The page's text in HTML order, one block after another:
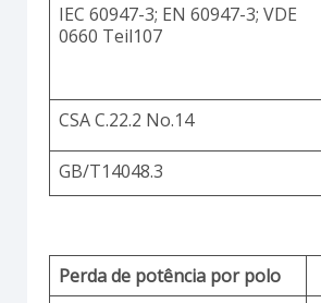
IEC 60947-3; EN 60947-3; VDE
0660 Teil107
CSA C.22.2 No.14
GB/T14048.3
Perda de potência por polo